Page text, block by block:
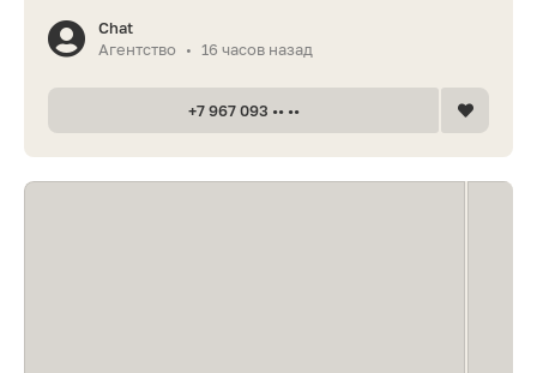
Chat
Агентство
• 16 часов назад
+7 967 093 •• ••